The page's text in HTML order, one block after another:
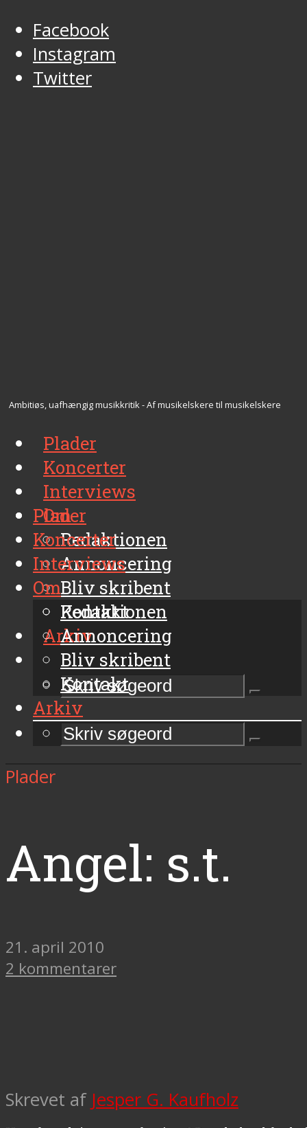
Facebook
Instagram
Twitter
Ambitiøs, uafhængig musikkritik - Af musikelskere til musikelskere
Plader
Koncerter
Interviews
Om
Redaktionen
Annoncering
Bliv skribent
Kontakt
Arkiv
Plader
Koncerter
Interviews
Om
Redaktionen
Annoncering
Bliv skribent
Kontakt
Arkiv
Plader
Angel: s.t.
21. april 2010
2 kommentarer
Skrevet af Jesper G. Kaufholz